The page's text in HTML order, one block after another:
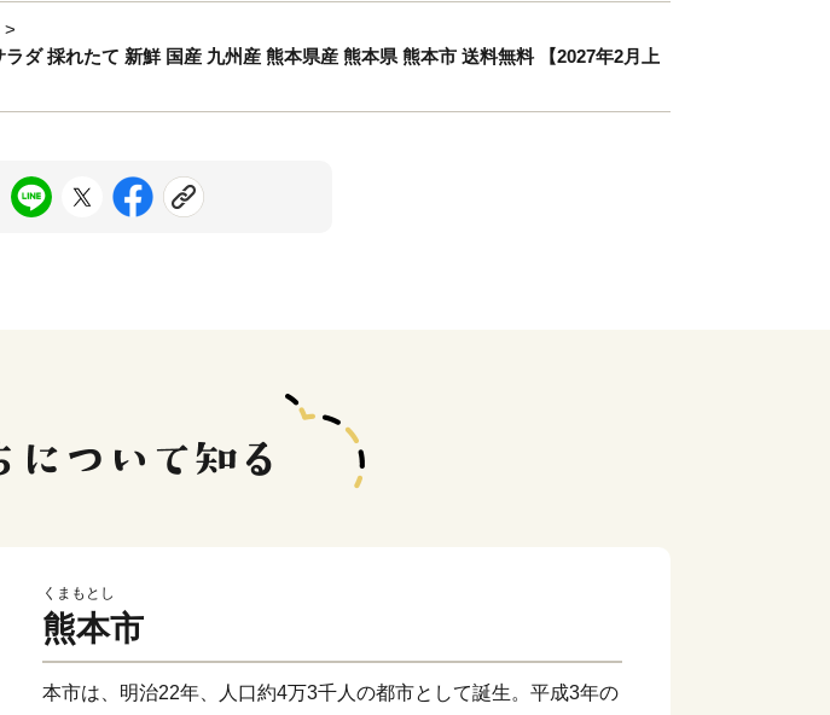
ダ 採れたて 新鮮 国産 九州産 熊本県産 熊本県 熊本市 送料無料 【2027年2月上
くまもとし
熊本市
本市は、明治22年、人口約4万3千人の都市として誕生。平成3年の